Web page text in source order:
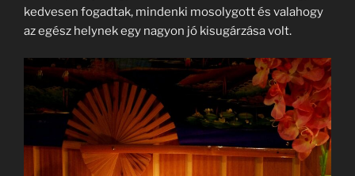
kedvesen fogadtak, mindenki mosolygott és valahogy
az egész helynek egy nagyon jó kisugárzása volt.